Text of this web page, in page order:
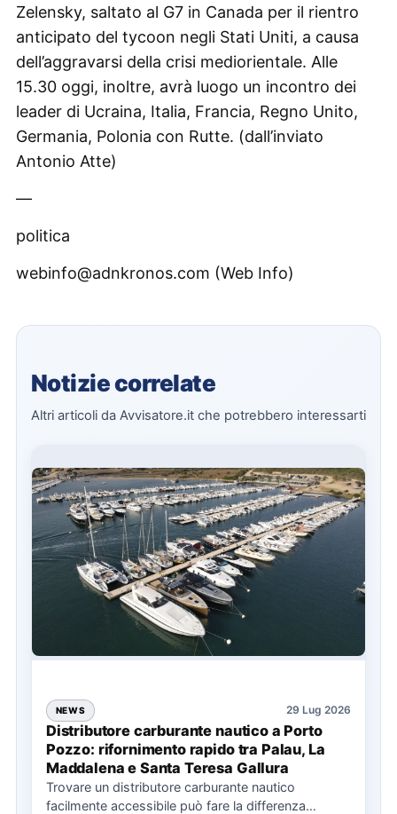
Zelensky, saltato al G7 in Canada per il rientro
anticipato del tycoon negli Stati Uniti, a causa
dell’aggravarsi della crisi mediorientale. Alle
15.30 oggi, inoltre, avrà luogo un incontro dei
leader di Ucraina, Italia, Francia, Regno Unito,
Germania, Polonia con Rutte. (dall’inviato
Antonio Atte)
—
politica
webinfo@adnkronos.com (Web Info)
Notizie correlate
Altri articoli da Avvisatore.it che potrebbero interessarti
NEWS 29 Lug 2026
Distributore carburante nautico a Porto
Pozzo: rifornimento rapido tra Palau, La
Maddalena e Santa Teresa Gallura
Trovare un distributore carburante nautico
facilmente accessibile può fare la differenza